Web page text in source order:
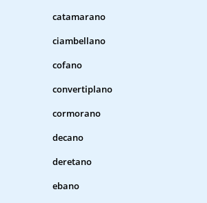
catamarano
ciambellano
cofano
convertiplano
cormorano
decano
deretano
ebano